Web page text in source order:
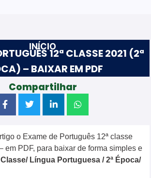
INÍCIO
12ª CLASSE 2021 (2ª
– BAIXAR EM PDF
Compartilhar
o Exame de Português 12ª classe
em PDF, para baixar de forma simples e
Língua Portuguesa / 2ª Época/